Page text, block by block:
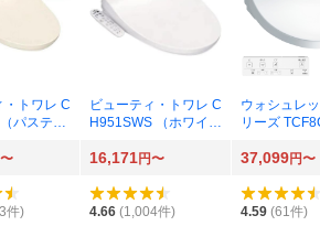
・トワレ C
パステル
ビューティ・トワレ C
H951SWS （ホワイ
ウォシュレ
リーズ
16,171円〜 37,099円〜
件) 4.66 (1,004件) 4.59 (61件)